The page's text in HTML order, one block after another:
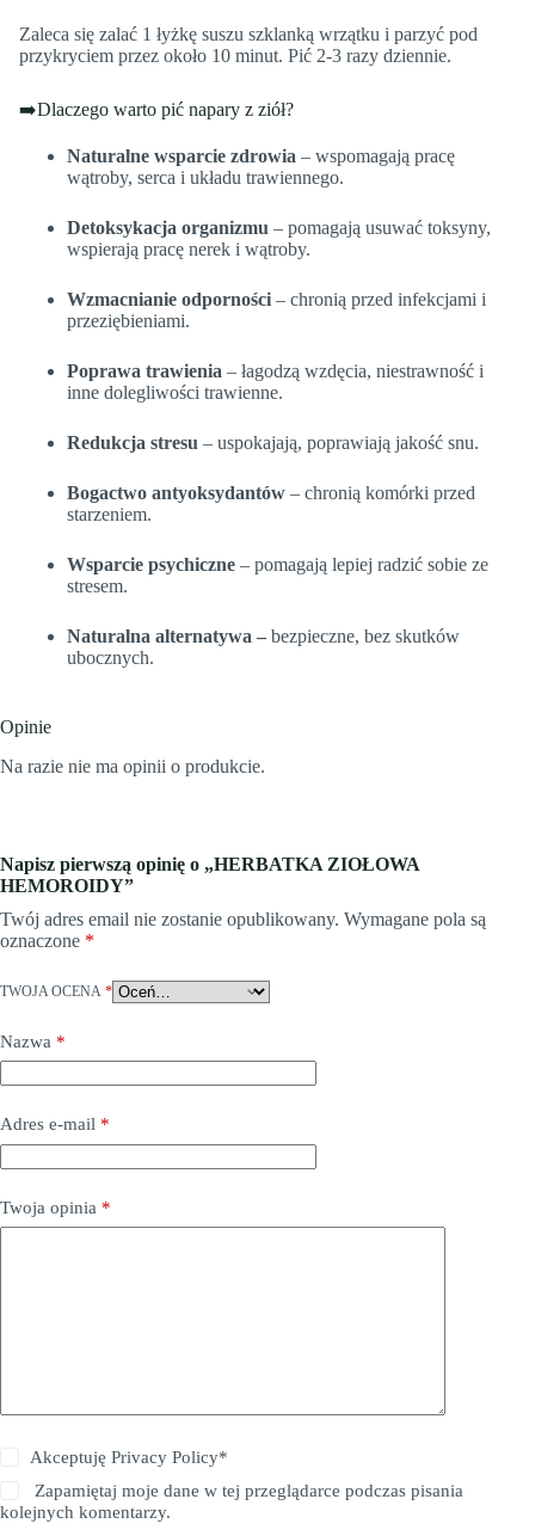
Zaleca się zalać 1 łyżkę suszu szklanką wrzątku i parzyć pod
przykryciem przez około 10 minut. Pić 2-3 razy dziennie.
➡️Dlaczego warto pić napary z ziół?
Naturalne wsparcie zdrowia – wspomagają pracę
wątroby, serca i układu trawiennego.
Detoksykacja organizmu – pomagają usuwać toksyny,
wspierają pracę nerek i wątroby.
Wzmacnianie odporności – chronią przed infekcjami i
przeziębieniami.
Poprawa trawienia – łagodzą wzdęcia, niestrawność i
inne dolegliwości trawienne.
Redukcja stresu – uspokajają, poprawiają jakość snu.
Bogactwo antyoksydantów – chronią komórki przed
starzeniem.
Wsparcie psychiczne – pomagają lepiej radzić sobie ze
stresem.
Naturalna alternatywa – bezpieczne, bez skutków
ubocznych.
Opinie
Na razie nie ma opinii o produkcie.
Napisz pierwszą opinię o „HERBATKA ZIOŁOWA
HEMOROIDY”
Twój adres email nie zostanie opublikowany. Wymagane pola są
oznaczone *
TWOJA OCENA *
Nazwa *
Adres e-mail *
Twoja opinia *
AkceptujęPrivacy Policy*
Zapamiętaj moje dane w tej przeglądarce podczas pisania
kolejnych komentarzy.